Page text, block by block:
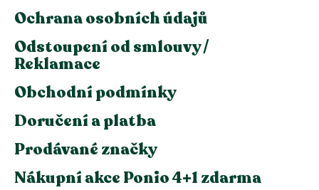
Ochrana osobních údajů
Odstoupení od smlouvy /
Reklamace
Obchodní podmínky
Doručení a platba
Prodávané značky
Nákupní akce Ponio 4+1 zdarma